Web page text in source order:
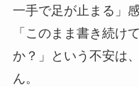
一手で足が止まる」
「このまま書き続け
か？」という不安は
ん。